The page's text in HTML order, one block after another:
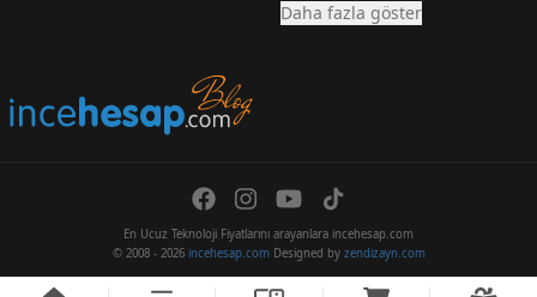
Daha fazla göster
En Ucuz Teknoloji Fiyatlarını arayanlara incehesap.com
© 2008 - 2026 incehesap.comDesigned by zendizayn.com